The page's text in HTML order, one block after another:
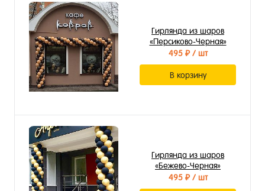
Гирлянда из шаров
«Персиково-Черная»
495 ₽/ шт
В корзину
Гирлянда из шаров
«Бежево-Черная»
495 ₽/ шт